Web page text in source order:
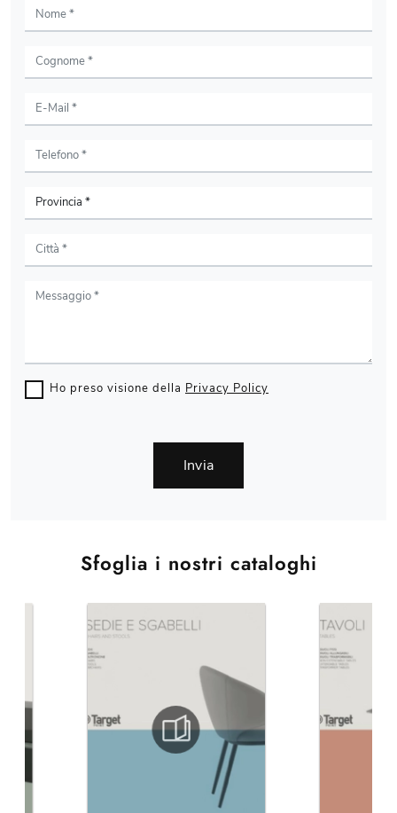
Sfoglia i nostri cataloghi
Ho preso visione della Privacy Policy
Invia